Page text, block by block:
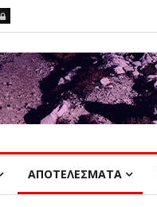
ΑΠΟΤΕΛΕΣΜΑΤΑ